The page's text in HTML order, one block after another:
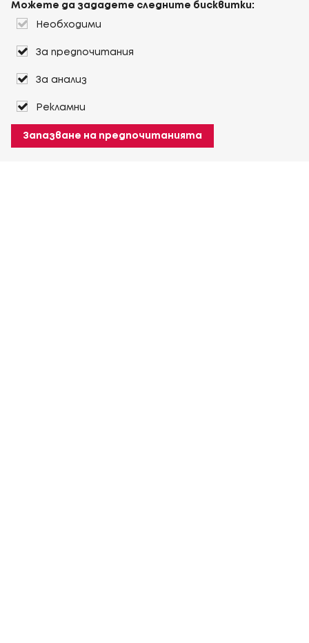
Можете да зададете следните бисквитки:
Необходими
За предпочитания
За анализ
Рекламни
Запазване на предпочитанията